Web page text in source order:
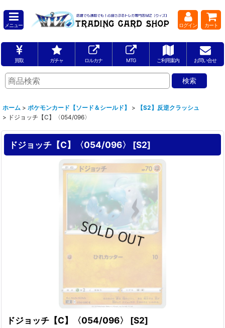
メニュー ログイン カート
買取 ガチャ ロルカナ MTG ご利用案内 お問い合せ
ホーム > ポケモンカード【ソード＆シールド】 >
【S2】反逆クラッシュ
> ドジョッチ【C】〈054/096〉
ドジョッチ【C】〈054/096〉 [S2]
ドジョッチ【C】〈054/096〉 [S2]